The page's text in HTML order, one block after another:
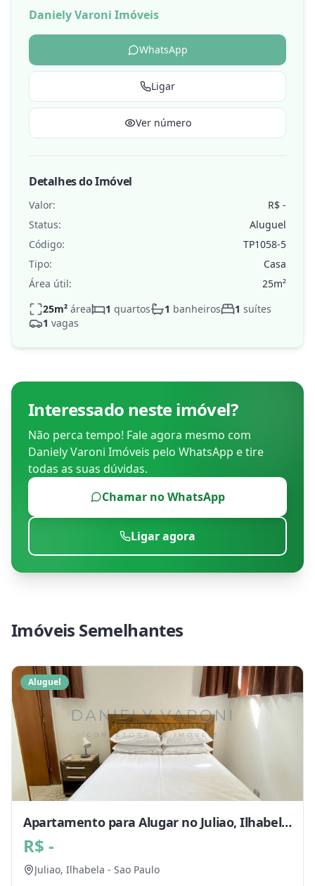
Daniely Varoni Imóveis
WhatsApp
Ligar
Ver número
Detalhes do Imóvel
Valor:
R$ -
Status:
Aluguel
Código:
TP1058-5
Tipo:
Casa
Área útil:
25m²
25m² área 1 quartos 1 banheiros 1 suítes
1 vagas
Interessado neste imóvel?
Não perca tempo! Fale agora mesmo com
Daniely Varoni Imóveis pelo WhatsApp e tire
todas as suas dúvidas.
Chamar no WhatsApp
Ligar agora
Imóveis Semelhantes
Aluguel
Apartamento para Alugar no Juliao, Ilhabela
- SP
R$ -
Juliao, Ilhabela - Sao Paulo